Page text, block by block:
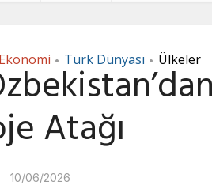
Ekonomi • Türk Dünyası • Ülkeler
Atağı
10/06/2026